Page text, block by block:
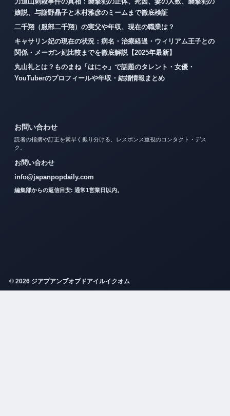
娘説、与謝野晶子と木村雅彦のミームまで徹底検証
二千翔（服部二千翔）の実父や年収、現在の職業は？
キャサリン妃の現在の状況：病名・治療経過・ウィリアム王子との
関係・メーガン妃比較までを徹底解説【2025年最新】
丸山礼とは？ものまね「はにゃ」で話題のタレント・女優・
YouTuberのプロフィールや年収・結婚情報まとめ
お問い合わせ
読者の指摘や訂正を素早く振り分ける、レスポンス重視のコンタクト・デス
ク。
お問い合わせ
info@japanpopdaily.com
編集部からの返信目安: 通常1営業日以内。
© 2026 ジアプアンプオプドアイルイクオム